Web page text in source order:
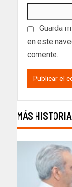
Guarda
en este
comente.
MÁS